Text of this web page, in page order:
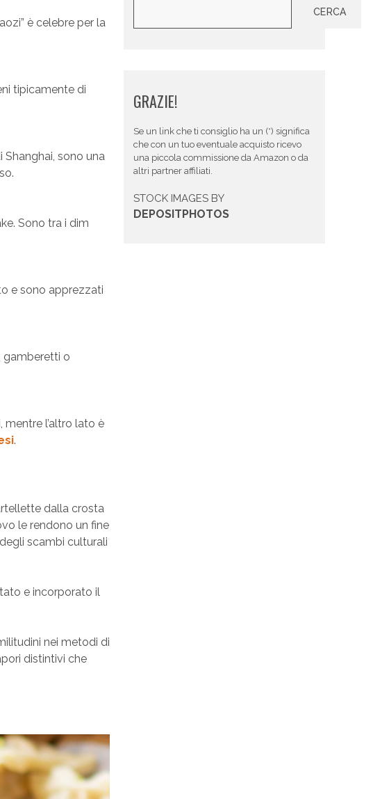
è celebre per la
tipicamente di
sono una
Sono tra i dim
e sono apprezzati
gamberetti o
l’altro lato è
.
dalla crosta
le rendono un fine
scambi culturali
e incorporato il
nei metodi di
distintivi che
CERCA
GRAZIE!
Se un link che ti consiglio ha un (*) significa
che con un tuo eventuale acquisto ricevo
una piccola commissione da Amazon o da
altri partner affiliati.
STOCK IMAGES BY
DEPOSITPHOTOS